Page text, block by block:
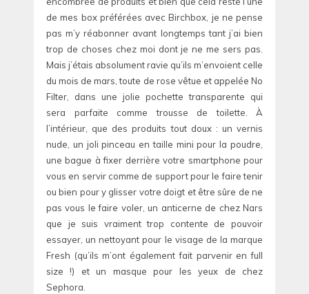
de mes box préférées avec Birchbox, je ne pense
pas m’y réabonner avant longtemps tant j’ai bien
trop de choses chez moi dont je ne me sers pas.
Mais j’étais absolument ravie qu’ils m’envoient celle
du mois de mars, toute de rose vêtue et appelée No
Filter, dans une jolie pochette transparente qui
sera parfaite comme trousse de toilette. À
l’intérieur, que des produits tout doux : un vernis
nude, un joli pinceau en taille mini pour la poudre,
une bague à fixer derrière votre smartphone pour
vous en servir comme de support pour le faire tenir
ou bien pour y glisser votre doigt et être sûre de ne
pas vous le faire voler, un anticerne de chez Nars
que je suis vraiment trop contente de pouvoir
essayer, un nettoyant pour le visage de la marque
Fresh (qu’ils m’ont également fait parvenir en full
size !) et un masque pour les yeux de chez
Sephora.